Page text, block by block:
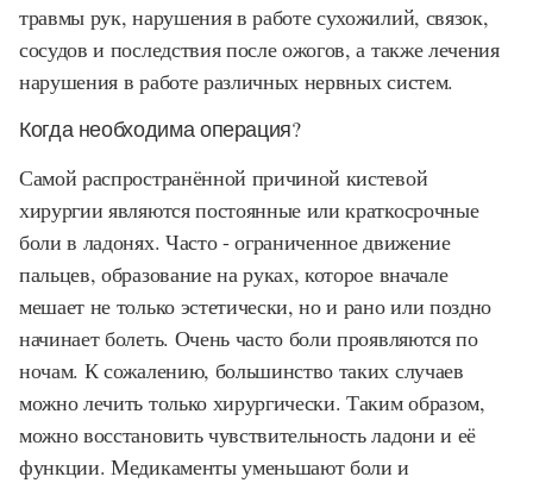
травмы рук, нарушения в работе сухожилий, связок,
сосудов и последствия после ожогов, а также лечения
нарушения в работе различных нервных систем.
Когда необходима операция?
Самой распространённой причиной кистевой
хирургии являются постоянные или краткосрочные
боли в ладонях. Часто - ограниченное движение
пальцев, образование на руках, которое вначале
мешает не только эстетически, но и рано или поздно
начинает болеть. Очень часто боли проявляются по
ночам. К сожалению, большинство таких случаев
можно лечить только хирургически. Таким образом,
можно восстановить чувствительность ладони и её
функции. Медикаменты уменьшают боли и